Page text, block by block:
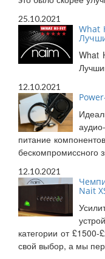
25.10.2021
What
What
12.10.2021
питание
бескомпромиссного
12.10.2021
Nait
категории от
свой выбор, а мы